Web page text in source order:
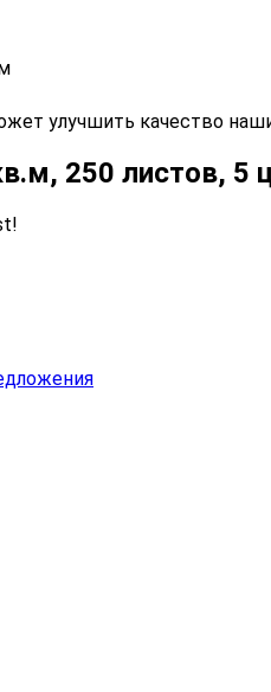
улучшить качество
250 листов,